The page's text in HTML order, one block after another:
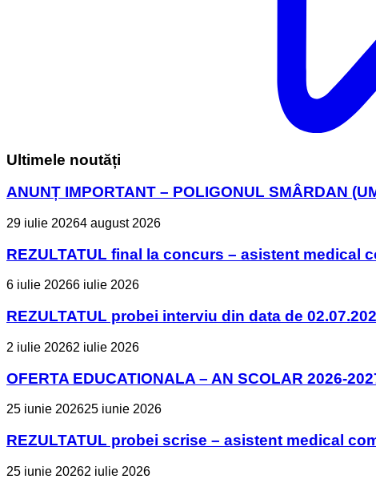
Ultimele noutăți
ANUNȚ IMPORTANT – POLIGONUL SMÂRDAN
29 iulie 20264 august 2026
REZULTATUL final la concurs – asistent medical
6 iulie 20266 iulie 2026
REZULTATUL probei interviu din data de
2 iulie 20262 iulie 2026
OFERTA EDUCATIONALA – AN SCOLAR 2026-
25 iunie 202625 iunie 2026
REZULTATUL probei scrise – asistent medical
25 iunie 20262 iulie 2026